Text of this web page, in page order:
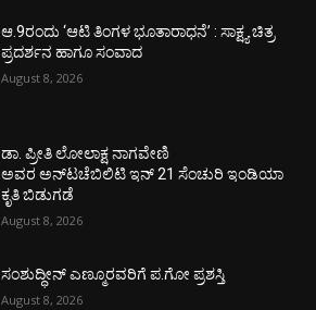
ಆ.9ರಂದು ‘ಆಟಿ ತಿಂಗಳ ಭೂತಾರಾಧನೆ’ : ಸಾಕ್ಷ್ಯ ಚಿತ್ರ
ಪ್ರದರ್ಶನ ಹಾಗೂ ಸಂವಾದ
August 8, 2026
ಡಾ. ಪ್ರೀತಿ ಲೋಲಾಕ್ಷ ನಾಗವೇಣಿ
ಅವರ ಅನ್‌ಟಚೆಬಿಲಿಟಿ ಇನ್ 21 ಸೆಂಚುರಿ ಇಂಡಿಯಾ
ಕೃತಿ ಬಿಡುಗಡೆ
August 8, 2026
ಸಂಶುದ್ಧೀನ್ ಎಣ್ಮೂರವರಿಗೆ ಪ.ಗೋ ಪ್ರಶಸ್ತಿ
August 8, 2026